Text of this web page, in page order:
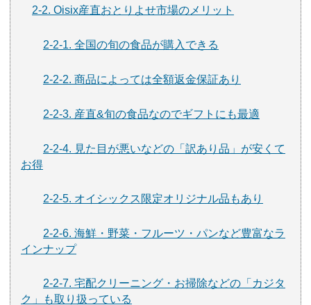
2-2. Oisix産直おとりよせ市場のメリット
2-2-1. 全国の旬の食品が購入できる
2-2-2. 商品によっては全額返金保証あり
2-2-3. 産直&旬の食品なのでギフトにも最適
2-2-4. 見た目が悪いなどの「訳あり品」が安くて
お得
2-2-5. オイシックス限定オリジナル品もあり
2-2-6. 海鮮・野菜・フルーツ・パンなど豊富なラ
インナップ
2-2-7. 宅配クリーニング・お掃除などの「カジタ
ク」も取り扱っている